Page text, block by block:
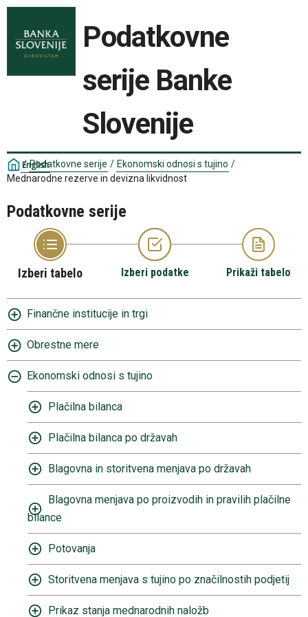
Podatkovne
serije Banke
Slovenije
English
/ Podatkovne serije / Ekonomski odnosi s tujino /
Mednarodne rezerve in devizna likvidnost
Podatkovne serije
Izberi tabelo Izberi podatke Prikaži tabelo
Finančne institucije in trgi
Obrestne mere
Ekonomski odnosi s tujino
Plačilna bilanca
Plačilna bilanca po državah
Blagovna in storitvena menjava po državah
Blagovna menjava po proizvodih in pravilih plačilne
bilance
Potovanja
Storitvena menjava s tujino po značilnostih podjetij
Prikaz stanja mednarodnih naložb